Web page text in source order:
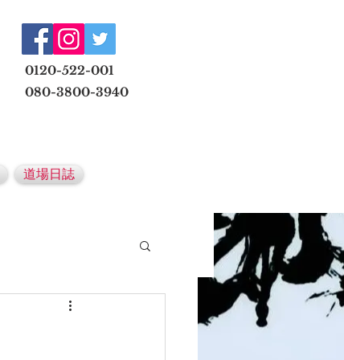
0120-522-001
080-3800-3940
道場日誌